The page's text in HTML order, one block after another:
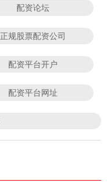
配资论坛
正规股票配资公司
配资平台开户
配资平台网址